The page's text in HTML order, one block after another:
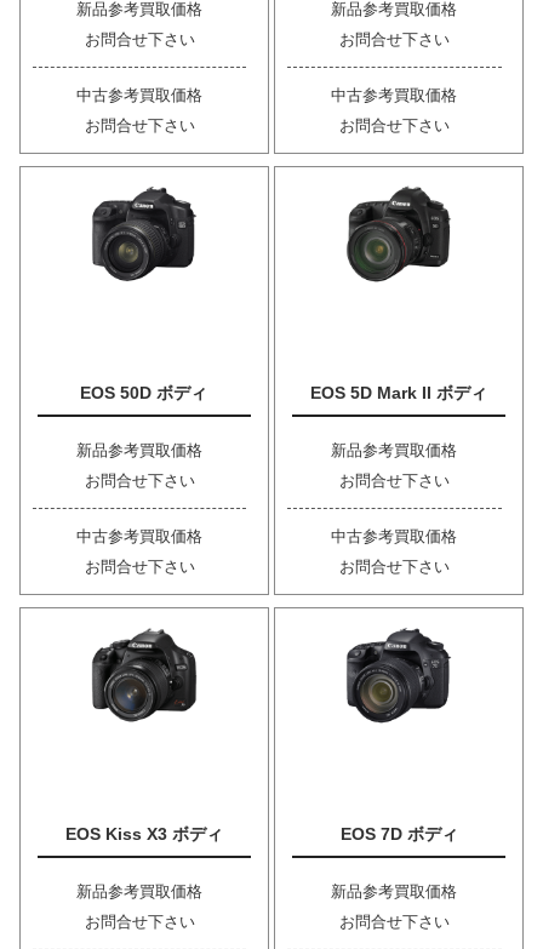
新品参考買取価格
お問合せ下さい
中古参考買取価格
お問合せ下さい
新品参考買取価格
お問合せ下さい
中古参考買取価格
お問合せ下さい
EOS 50D ボディ
新品参考買取価格
お問合せ下さい
中古参考買取価格
お問合せ下さい
EOS 5D Mark II ボディ
新品参考買取価格
お問合せ下さい
中古参考買取価格
お問合せ下さい
EOS Kiss X3 ボディ
新品参考買取価格
お問合せ下さい
EOS 7D ボディ
新品参考買取価格
お問合せ下さい